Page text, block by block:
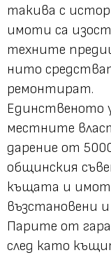
такива с
имоти са
техните
нито
ремонтират.
Единственото
местните
дарение от
общинския
къщата и
възстановени
Парите от
след като